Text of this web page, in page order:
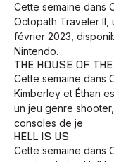
Cette semaine dans
Octopath Traveler II,
février 2023,
Nintendo.
THE HOUSE OF
Cette semaine dans
Kimberley et Éthan
un jeu genre
consoles de je
HELL IS US
Cette semaine dans